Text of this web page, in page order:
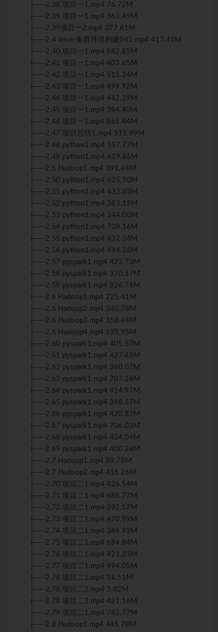
├──2.38 项目一1.mp4 76.72M
├──2.39 项目一1.mp4 363.49M
├──2.39项目一2.mp4 377.61M
├──2.4 linux-集群环境构建041.mp4 417.41M
├──2.40 项目一1.mp4 682.85M
├──2.41 项目一1.mp4 403.65M
├──2.42 项目一1.mp4 515.24M
├──2.43 项目一1.mp4 499.92M
├──2.44 项目一1.mp4 442.29M
├──2.45 项目一1.mp4 384.40M
├──2.46 项目一1.mp4 865.44M
├──2.47 项目总结1.mp4 511.99M
├──2.48 python1.mp4 557.77M
├──2.49 python1.mp4 419.86M
├──2.5 Hadoop1.mp4 391.44M
├──2.50 python1.mp4 625.50M
├──2.51 python1.mp4 432.83M
├──2.52 python1.mp4 383.19M
├──2.53 python1.mp4 344.00M
├──2.54 python1.mp4 709.16M
├──2.55 python1.mp4 432.34M
├──2.56 python1.mp4 494.26M
├──2.57 pyspark1.mp4 423.73M
├──2.58 pyspark1.mp4 370.57M
├──2.59 pyspark1.mp4 826.74M
├──2.6 Hadoop1.mp4 225.41M
├──2.6 Hadoop2.mp4 340.78M
├──2.6 Hadoop3.mp4 358.44M
├──2.6 Hadoop4.mp4 139.95M
├──2.60 pyspark1.mp4 405.57M
├──2.61 pyspark1.mp4 427.48M
├──2.62 pyspark1.mp4 360.07M
├──2.63 pyspark1.mp4 707.26M
├──2.64 pyspark1.mp4 414.97M
├──2.65 pyspark1.mp4 398.57M
├──2.66 pyspark1.mp4 420.87M
├──2.67 pyspark1.mp4 706.03M
├──2.68 pyspark1.mp4 434.04M
├──2.69 pyspark1.mp4 400.24M
├──2.7 Hadoop1.mp4 89.78M
├──2.7 Hadoop2.mp4 416.26M
├──2.70 项目二1.mp4 426.54M
├──2.71 项目二1.mp4 688.77M
├──2.72 项目二1.mp4 392.17M
├──2.73 项目二1.mp4 470.99M
├──2.74 项目二1.mp4 386.93M
├──2.75 项目二1.mp4 684.84M
├──2.76 项目二1.mp4 423.23M
├──2.77 项目二1.mp4 494.05M
├──2.78 项目二1.mp4 14.51M
├──2.78 项目二2.mp4 3.82M
├──2.78 项目二3.mp4 421.16M
├──2.79 项目二1.mp4 782.77M
├──2.8 Hadoop1.mp4 445.78M